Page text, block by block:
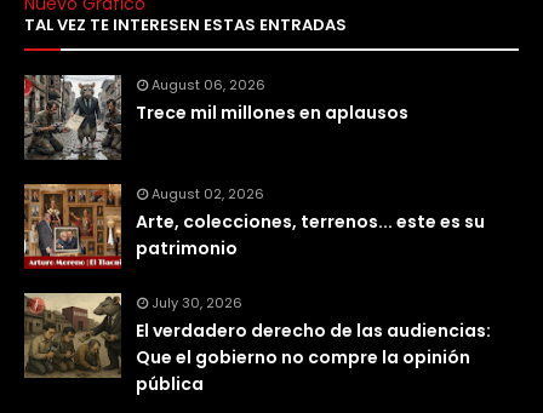
TAL VEZ TE INTERESEN ESTAS ENTRADAS
August 06, 2026
Trece mil millones en aplausos
August 02, 2026
Arte, colecciones, terrenos... este es su
patrimonio
July 30, 2026
El verdadero derecho de las audiencias:
Que el gobierno no compre la opinión
pública